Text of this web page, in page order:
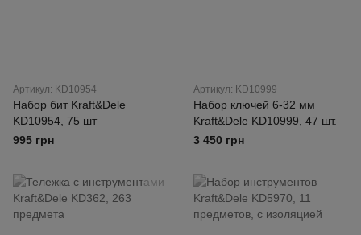
Артикул: KD10954
Набор бит Kraft&Dele
KD10954, 75 шт
995 грн
Артикул: KD10999
Набор ключей 6-32 мм
Kraft&Dele KD10999, 47 шт.
3 450 грн